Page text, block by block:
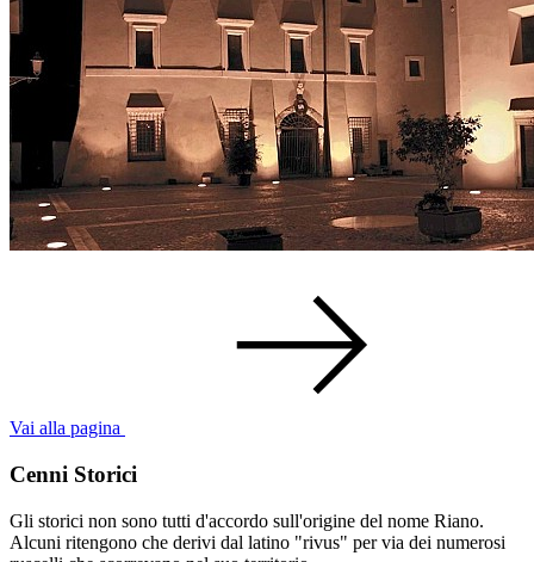
Vai alla pagina
Cenni Storici
Gli storici non sono tutti d'accordo sull'origine del nome Riano.
Alcuni ritengono che derivi dal latino "rivus" per via dei numerosi